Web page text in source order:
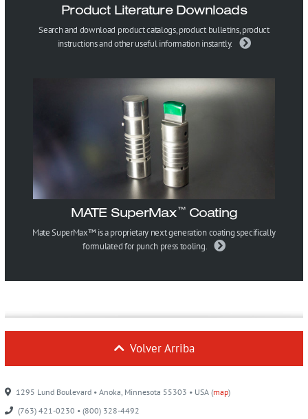
Product Literature Downloads
Search and download product catalogs, product bulletins, product
instructions and other useful information instantly.
MATE SuperMax ™Coating
Mate SuperMax™ is a proprietary next generation coating specifically
formulated for punch press tooling.
Volver Arriba
1295 Lund Boulevard • Anoka, Minnesota 55303 • USA (map)
(763) 421-0230 • (800) 328-4492